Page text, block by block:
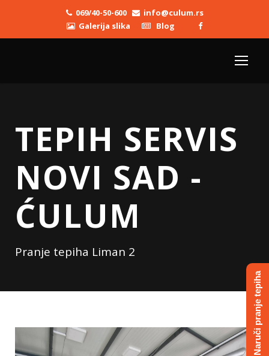
069/40-50-600
info@culum.rs
Galerija slika
Blog
TEPIH SERVIS
NOVI SAD -
ĆULUM
Pranje tepiha Liman 2
Naruči pranje tepiha